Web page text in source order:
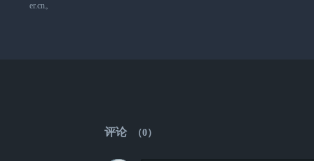
er.cn。
评论 （0）